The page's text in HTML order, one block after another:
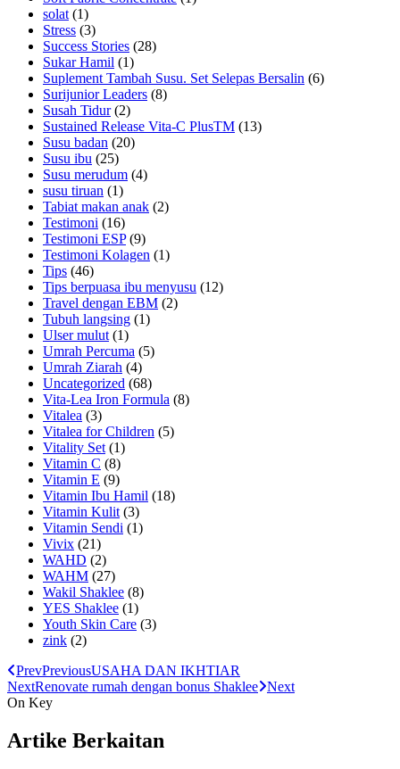
solat (1)
Stress (3)
Success Stories (28)
Sukar Hamil (1)
Suplement Tambah Susu. Set Selepas Bersalin (6)
Surijunior Leaders (8)
Susah Tidur(2)
Sustained Release Vita-C PlusTM (13)
Susu badan (20)
Susu ibu (25)
Susu merudum (4)
susu tiruan (1)
Tabiat makan anak (2)
Testimoni (16)
Testimoni ESP(9)
Testimoni Kolagen (1)
Tips (46)
Tips berpuasa ibu menyusu (12)
Travel dengan EBM (2)
Tubuh langsing (1)
Ulser mulut (1)
Umrah Percuma (5)
Umrah Ziarah (4)
Uncategorized (68)
Vita-Lea Iron Formula (8)
Vitalea (3)
Vitalea for Children (5)
Vitality Set (1)
Vitamin C (8)
Vitamin E (9)
Vitamin Ibu Hamil (18)
Vitamin Kulit (3)
Vitamin Sendi (1)
Vivix (21)
WAHD (2)
WAHM (27)
Wakil Shaklee (8)
YES Shaklee (1)
Youth Skin Care (3)
zink (2)
PrevPreviousUSAHA DAN IKHTIAR
NextRenovate rumah dengan bonus Shaklee Next
On Key
Artike Berkaitan